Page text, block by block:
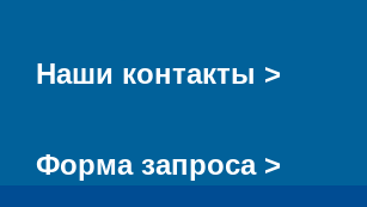
Наши контакты >
Форма запроса >